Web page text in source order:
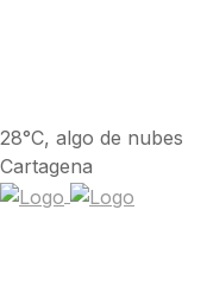
28°C, algo de nubes
Cartagena